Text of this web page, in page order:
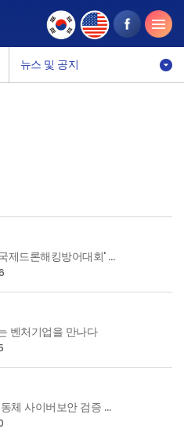
뉴스 및 공지
[언론보도] 한국드론보안협회, '국제드론해킹방어대회' 개최
벤처기업을 만나다
[언론보도] 테르텐, ‘국방 무인이동체 사이버보안 검증 및 시험환경 개발’ 연구과제 협약 체결